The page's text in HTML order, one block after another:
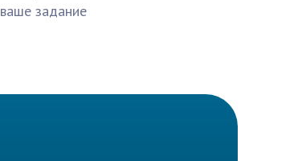
ваше задание